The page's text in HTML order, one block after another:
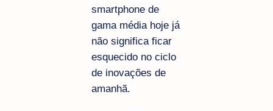
smartphone de
gama média hoje já
não significa ficar
esquecido no ciclo
de inovações de
amanhã.